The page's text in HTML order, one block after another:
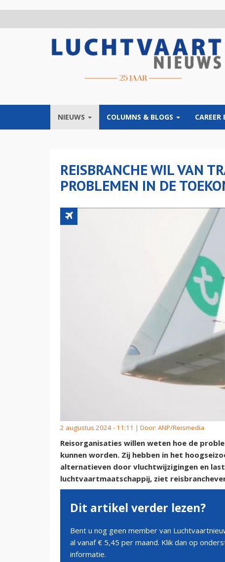
NIEUWS COLUMNS & BLOGS CAREER
REISBRANCHE WIL VAN
PROBLEMEN IN DE
2 augustus 2024 - 11:11 | Door: ANP/Reismedia
Reisorganisaties willen weten hoe de
kunnen worden. Zij hebben in het
alternatieven door vluchtwijzigingen en
luchtvaartmaatschappij, ziet
Dit artikel verder lezen?
Bent u nog geen member van
al vanaf € 5,45 per maand. Klik dan op
informatie.